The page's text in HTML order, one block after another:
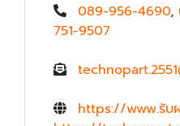
089-956-4690,
751-9507
https://www.รับ